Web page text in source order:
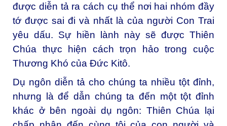
được diễn tả ra cách cụ thể nơi hai nhóm đầy
tớ được sai đi và nhất là của người Con Trai
yêu dấu. Sự hiền lành này sẽ được Thiên
Chúa thực hiện cách trọn hảo trong cuộc
Thương Khó của Đức Kitô.
Dụ ngôn diễn tả cho chúng ta nhiều tột đỉnh,
nhưng là để dẫn chúng ta đến một tột đỉnh
khác ở bên ngoài dụ ngôn: Thiên Chúa lại